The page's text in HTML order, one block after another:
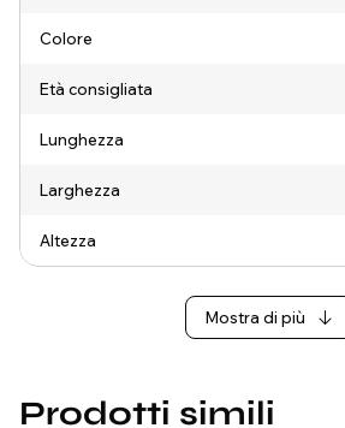
Colore
Età consigliata
Lunghezza
Larghezza
Altezza
Mostra di più
Prodotti simili